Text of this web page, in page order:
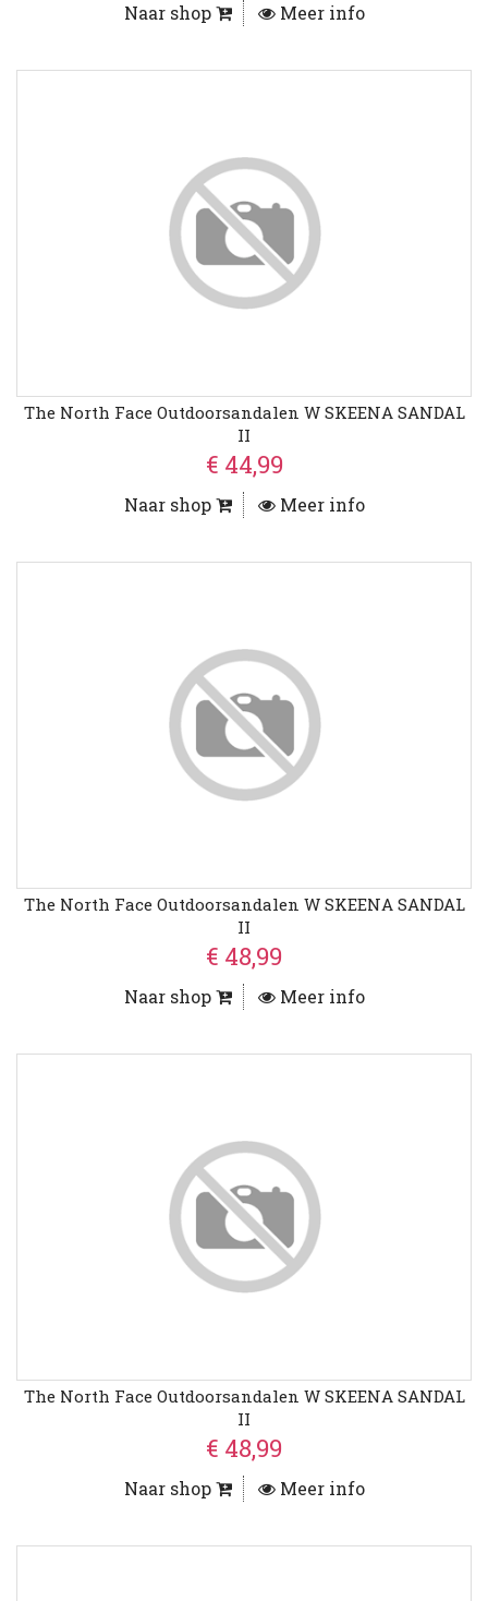
Naar shop Meer info
The North Face Outdoorsandalen W SKEENA SANDAL
II
€ 44,99
Naar shop Meer info
The North Face Outdoorsandalen W SKEENA SANDAL
II
€ 48,99
Naar shop Meer info
The North Face Outdoorsandalen W SKEENA SANDAL
II
€ 48,99
Naar shop Meer info